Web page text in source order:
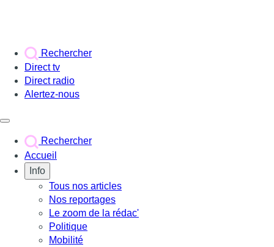
Rechercher
Direct tv
Direct radio
Alertez-nous
Rechercher
Accueil
Info
Tous nos articles
Nos reportages
Le zoom de la rédac'
Politique
Mobilité